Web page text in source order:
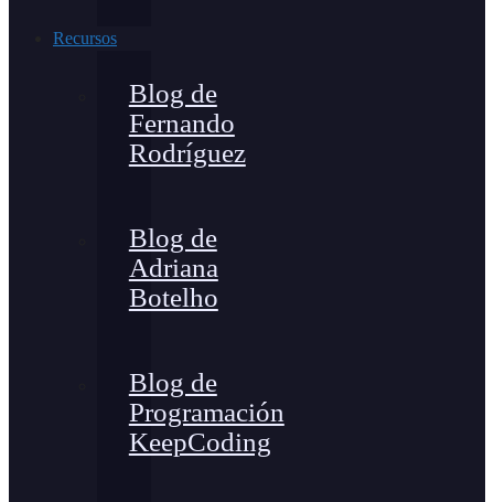
Recursos
Blog de
Fernando
Rodríguez
Blog de
Adriana
Botelho
Blog de
Programación
KeepCoding